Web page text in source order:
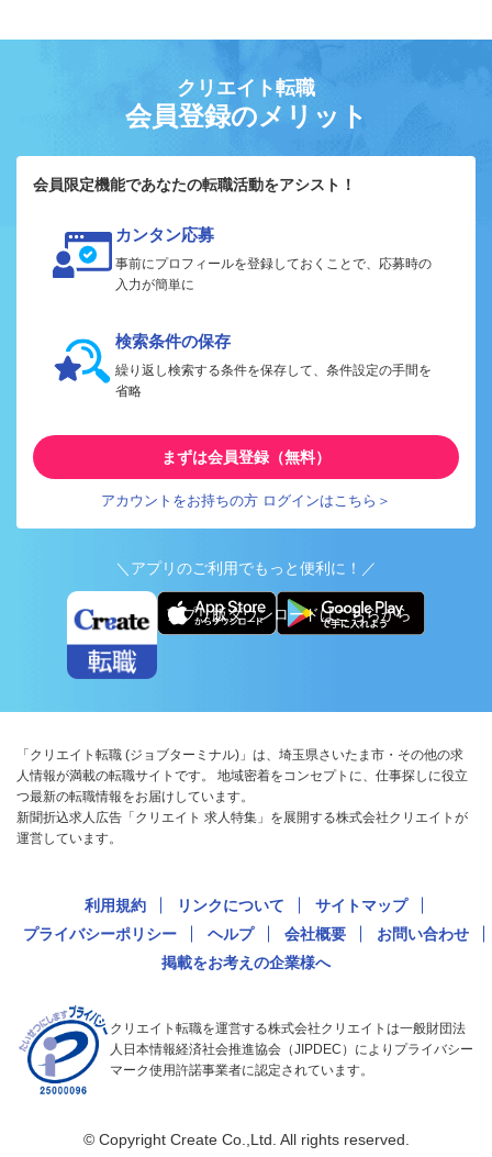
クリエイト転職
会員登録のメリット
会員限定機能であなたの転職活動をアシスト！
カンタン応募
事前にプロフィールを登録しておくことで、応募時の
入力が簡単に
検索条件の保存
繰り返し検索する条件を保存して、条件設定の手間を
省略
まずは会員登録（無料）
アカウントをお持ちの方 ログインはこちら＞
＼アプリのご利用でもっと便利に！／
アプリ版ダウンロードはこちらから
「クリエイト転職 (ジョブターミナル)」は、埼玉県さいたま市・その他の求
人情報が満載の転職サイトです。 地域密着をコンセプトに、仕事探しに役立
つ最新の転職情報をお届けしています。
新聞折込求人広告「クリエイト 求人特集」を展開する株式会社クリエイトが
運営しています。
利用規約 リンクについて
サイトマップ
プライバシーポリシー
ヘルプ 会社概要
お問い合わせ
掲載をお考えの企業様へ
クリエイト転職を運営する株式会社クリエイトは一般財団法
人日本情報経済社会推進協会（JIPDEC）によりプライバシー
マーク使用許諾事業者に認定されています。
© Copyright Create Co.,Ltd. All rights reserved.